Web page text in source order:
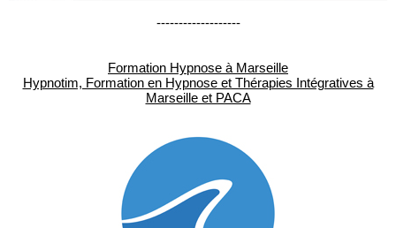
-------------------
Formation Hypnose à Marseille
Hypnotim, Formation en Hypnose et Thérapies Intégratives à
Marseille et PACA